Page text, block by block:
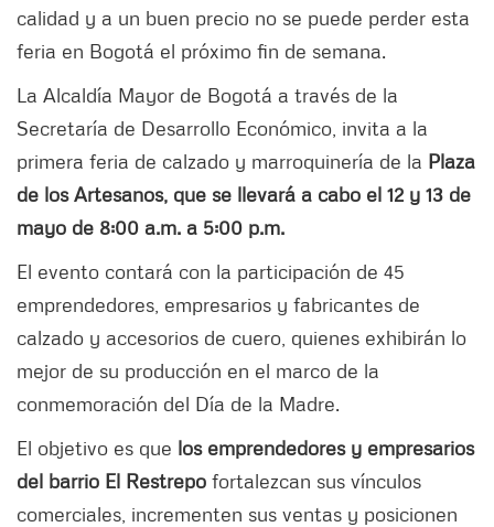
calidad y a un buen precio no se puede perder esta
feria en Bogotá el próximo fin de semana.
La Alcaldía Mayor de Bogotá a través de la
Secretaría de Desarrollo Económico, invita a la
primera feria de calzado y marroquinería de la Plaza
de los Artesanos, que se llevará a cabo el 12 y 13 de
mayo de 8:00 a.m. a 5:00 p.m.
El evento contará con la participación de 45
emprendedores, empresarios y fabricantes de
calzado y accesorios de cuero, quienes exhibirán lo
mejor de su producción en el marco de la
conmemoración del Día de la Madre.
El objetivo es que los emprendedores y empresarios
del barrio El Restrepo fortalezcan sus vínculos
comerciales, incrementen sus ventas y posicionen